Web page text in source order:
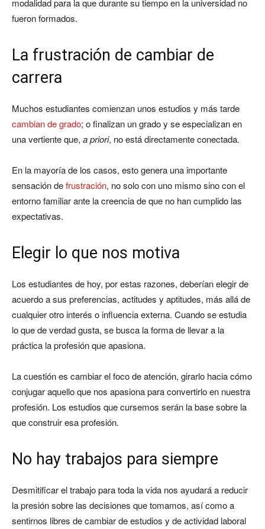
modalidad para la que durante su tiempo en la universidad no
fueron formados.
La frustración de cambiar de
carrera
Muchos estudiantes comienzan unos estudios y más tarde
cambian de grado; o finalizan un grado y se especializan en
una vertiente que, a priori, no está directamente conectada.
En la mayoría de los casos, esto genera una importante
sensación defrustración, no solo con uno mismo sino con el
entorno familiar ante la creencia de que no han cumplido las
expectativas.
Elegir lo que nos motiva
Los estudiantes de hoy, por estas razones, deberían elegir de
acuerdo a sus preferencias, actitudes y aptitudes, más allá de
cualquier otro interés o influencia externa. Cuando se estudia
lo que de verdad gusta, se busca la forma de llevar a la
práctica la profesión que apasiona.
La cuestión es cambiar el foco de atención, girarlo hacia cómo
conjugar aquello que nos apasiona para convertirlo en nuestra
profesión. Los estudios que cursemos serán la base sobre la
que construir esa profesión.
No hay trabajos para siempre
Desmitificar el trabajo para toda la vida nos ayudará a reducir
la presión sobre las decisiones que tomamos, así como a
sentirnos libres de cambiar de estudios y de actividad laboral